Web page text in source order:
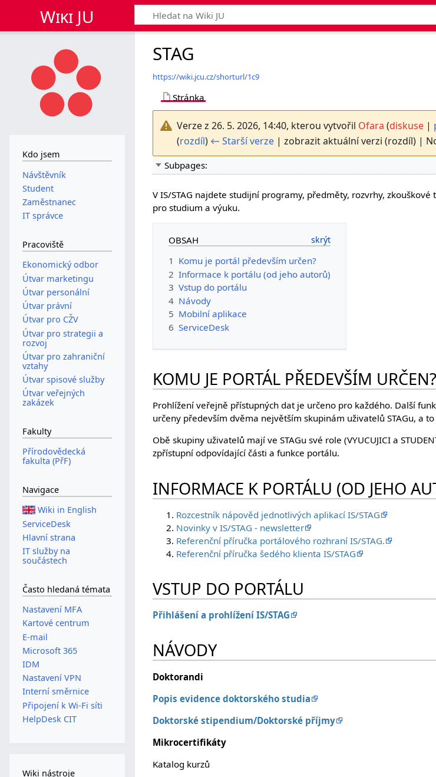
Wiki JU
STAG
https://wiki.jcu.cz/shorturl/1c9
Stránka
Verze z 26. 5. 2026, 14:40, kterou vytvořil Ofara (diskuse |
(rozdíl) ← Starší verze | zobrazit aktuální verzi (rozdíl) |
Subpages:
V IS/STAG najdete studijní programy, předměty, rozvrhy,
pro studium a výuku.
OBSAH
1 Komu je portál především určen?
2 Informace k portálu (od jeho autorů)
3 Vstup do portálu
4 Návody
5 Mobilní aplikace
6 ServiceDesk
KOMU JE PORTÁL PŘEDEVŠÍM URČEN?
Prohlížení veřejně přístupných dat je určeno pro každého. Další
určeny především dvěma největším skupinám uživatelů STAGu, a to
Obě skupiny uživatelů mají ve STAGu své role (VYUCUJICI a
zpřístupní odpovídající části a funkce portálu.
INFORMACE K PORTÁLU (OD JEHO
Rozcestník nápověd jednotlivých aplikací IS/STAG
Novinky v IS/STAG - newsletter
Referenční příručka portálového rozhraní IS/STAG.
Referenční příručka šedého klienta IS/STAG
VSTUP DO PORTÁLU
Přihlášení a prohlížení IS/STAG
NÁVODY
Doktorandi
Popis evidence doktorského studia
Doktorské stipendium/Doktorské příjmy
Mikrocertifikáty
Katalog kurzů
Kdo jsem
Návštěvník
Student
Zaměstnanec
IT správce
Pracoviště
Ekonomický odbor
Útvar marketingu
Útvar personální
Útvar právní
Útvar pro CŽV
Útvar pro strategii a
rozvoj
Útvar pro zahraniční
vztahy
Útvar spisové služby
Útvar veřejných
zakázek
Fakulty
Přírodovědecká
fakulta (PřF)
Navigace
Wiki in English
ServiceDesk
Hlavní strana
IT služby na
součástech
Často hledaná témata
Nastavení MFA
Kartové centrum
E-mail
Microsoft 365
IDM
Nastavení VPN
Interní směrnice
Připojení k Wi-Fi síti
HelpDesk CIT
Wiki nástroje